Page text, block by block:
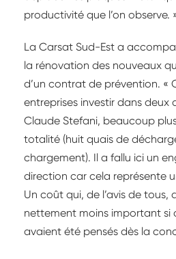
productivité que l’on observe.
La Carsat Sud-Est a
la rénovation des nouveaux
d’un contrat de prévention. «
entreprises investir dans deux
Claude Stefani, beaucoup
totalité (huit quais de
chargement). Il a fallu ici un
direction car cela représente
Un coût qui, de l’avis de tous,
nettement moins important si
avaient été pensés dès la